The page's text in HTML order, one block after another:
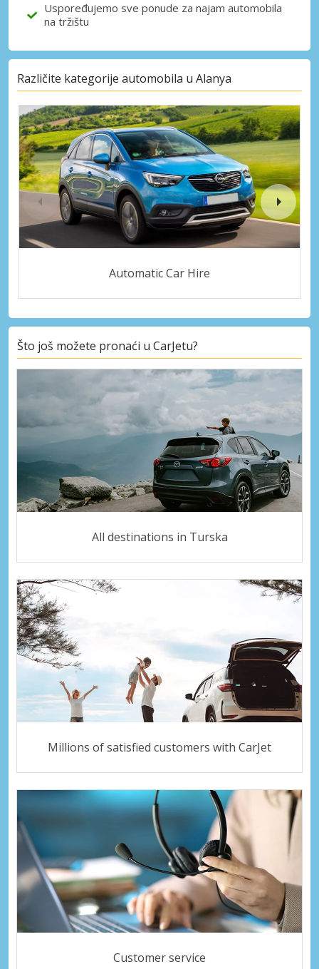
Uspoređujemo sve ponude za najam automobila
na tržištu
Različite kategorije automobila u Alanya
Automatic Car Hire
Što još možete pronaći u CarJetu?
All destinations in Turska
Millions of satisfied customers with CarJet
Customer service